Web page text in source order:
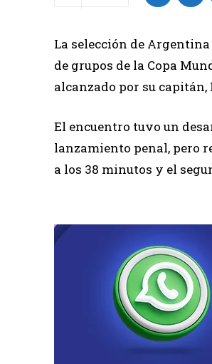
La selección de
de grupos de la Copa
alcanzado por su capitán,
El encuentro tuvo un
lanzamiento penal, pero
a los 38 minutos y el